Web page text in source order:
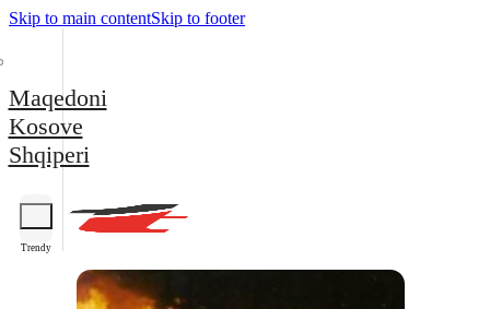
Skip to main contentSkip to footer
Maqedoni
Kosove
Shqiperi
Trendy